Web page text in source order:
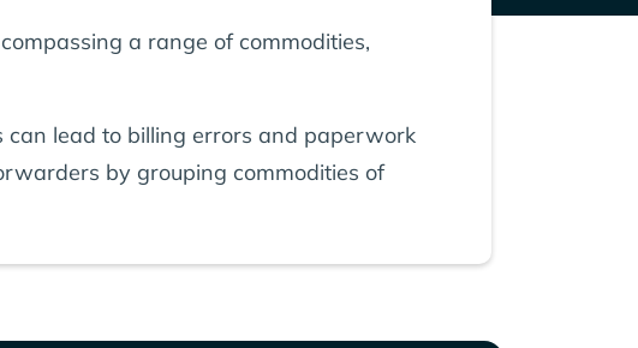
a range of commodities,
lead to billing errors and paperwork
by grouping commodities of